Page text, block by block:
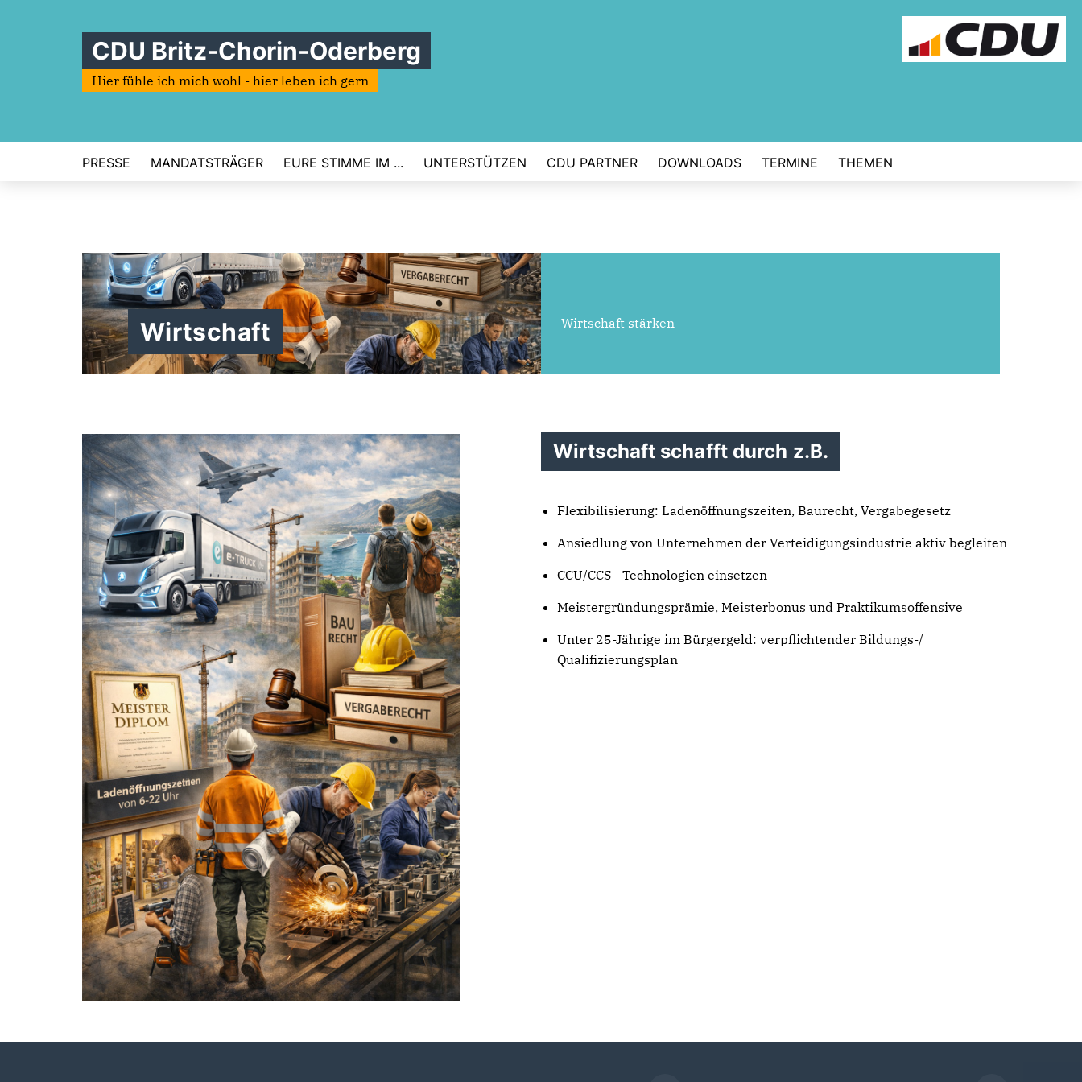
CDU Britz-Chorin-Oderberg
Hier fühle ich mich wohl - hier leben ich gern
PRESSE MANDATSTRÄGER EURE STIMME IM ... UNTERSTÜTZEN CDU PARTNER DOWNLOADS TERMINE THEMEN
Wirtschaft Wirtschaft stärken
Wirtschaft schafft durch z.B.
Flexibilisierung: Ladenöffnungszeiten, Baurecht, Vergabegesetz
Ansiedlung von Unternehmen der Verteidigungsindustrie aktiv begleiten
CCU/CCS - Technologien einsetzen
Meistergründungsprämie, Meisterbonus und Praktikumsoffensive
Unter 25-Jährige im Bürgergeld: verpflichtender Bildungs-/
Qualifizierungsplan